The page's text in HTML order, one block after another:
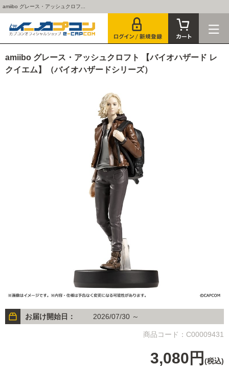
amiibo グレース・アッシュクロフ...
amiibo グレース・アッシュクロフト 【バイオハザード レ
クイエム】（バイオハザードシリーズ）
お届け開始日： 2026/07/30 ～
商品コード：C00009431
3,080円 (税込)